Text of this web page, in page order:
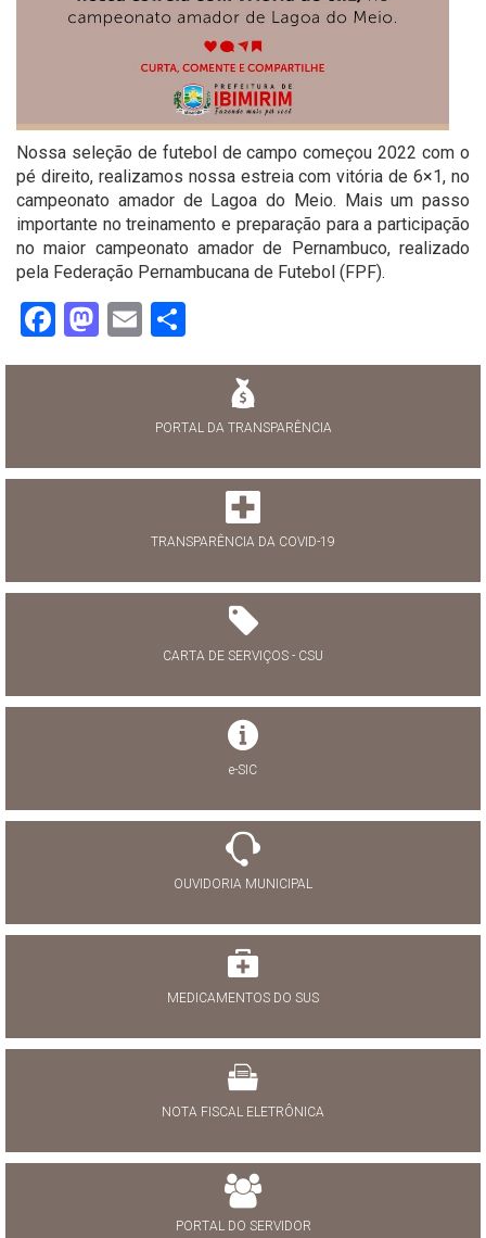
Nossa seleção de futebol de campo começou 2022 com o
pé direito, realizamos nossa estreia com vitória de 6×1, no
campeonato amador de Lagoa do Meio. Mais um passo
importante no treinamento e preparação para a participação
no maior campeonato amador de Pernambuco, realizado
pela Federação Pernambucana de Futebol (FPF).
Facebook
Mastodon
Email
PORTAL DA TRANSPARÊNCIA
TRANSPARÊNCIA DA COVID-19
CARTA DE SERVIÇOS - CSU
e-SIC
OUVIDORIA MUNICIPAL
MEDICAMENTOS DO SUS
NOTA FISCAL ELETRÔNICA
PORTAL DO SERVIDOR